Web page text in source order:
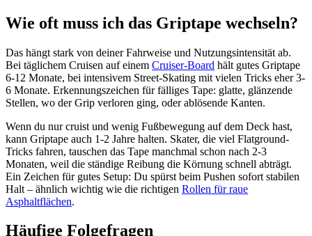
Wie oft muss ich das Griptape wechseln?
Das hängt stark von deiner Fahrweise und Nutzungsintensität ab.
Bei täglichem Cruisen auf einem Cruiser-Board hält gutes Griptape
6-12 Monate, bei intensivem Street-Skating mit vielen Tricks eher 3-
6 Monate. Erkennungszeichen für fälliges Tape: glatte, glänzende
Stellen, wo der Grip verloren ging, oder ablösende Kanten.
Wenn du nur cruist und wenig Fußbewegung auf dem Deck hast,
kann Griptape auch 1-2 Jahre halten. Skater, die viel Flatground-
Tricks fahren, tauschen das Tape manchmal schon nach 2-3
Monaten, weil die ständige Reibung die Körnung schnell abträgt.
Ein Zeichen für gutes Setup: Du spürst beim Pushen sofort stabilen
Halt – ähnlich wichtig wie die richtigen Rollen für raue
Asphaltflächen.
Häufige Folgefragen